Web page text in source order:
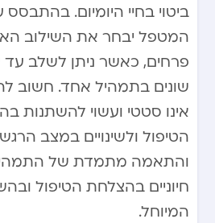
ביטוי בחיי היומיום.
המטפל יבחר את השילוב
פרחים, כאשר ניתן לשלב
שונים בתמהיל אחד. חשוב
אינו סטטי ועשוי
הטיפול ולשינויים במצב
והתאמה מתמדת של
חיוניים בהצלחת הטיפול
המיוחל.